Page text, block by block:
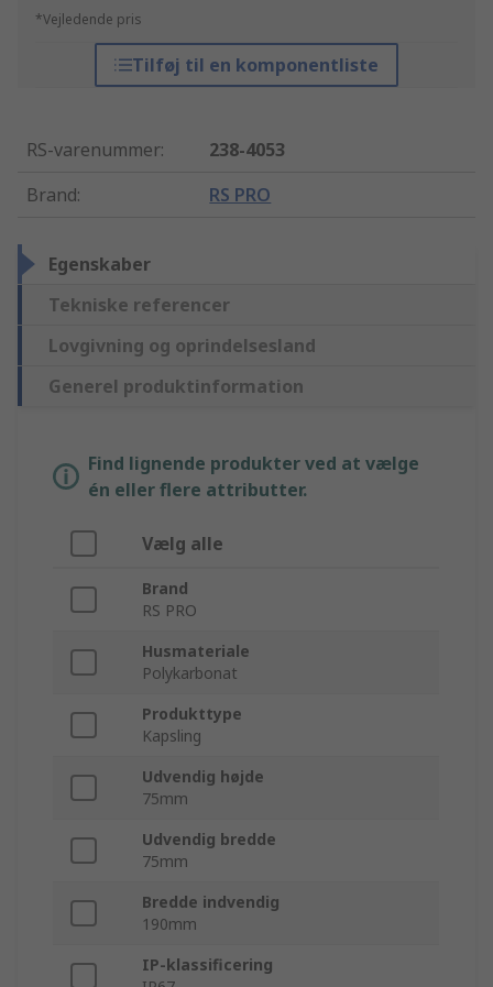
*Vejledende pris
Tilføj til en komponentliste
RS-varenummer:
238-4053
Brand: RS PRO
Egenskaber
Tekniske referencer
Lovgivning og oprindelsesland
Generel produktinformation
Find lignende produkter ved at vælge
én eller flere attributter.
Vælg alle
Brand
RS PRO
Husmateriale
Polykarbonat
Produkttype
Kapsling
Udvendig højde
75mm
Udvendig bredde
75mm
Bredde indvendig
190mm
IP-klassificering